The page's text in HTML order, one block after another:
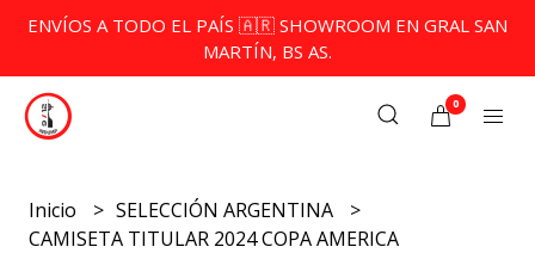
ENVÍOS A TODO EL PAÍS 🇦🇷 SHOWROOM EN GRAL SAN
MARTÍN, BS AS.
0
Inicio
SELECCIÓN ARGENTINA
CAMISETA TITULAR 2024 COPA AMERICA